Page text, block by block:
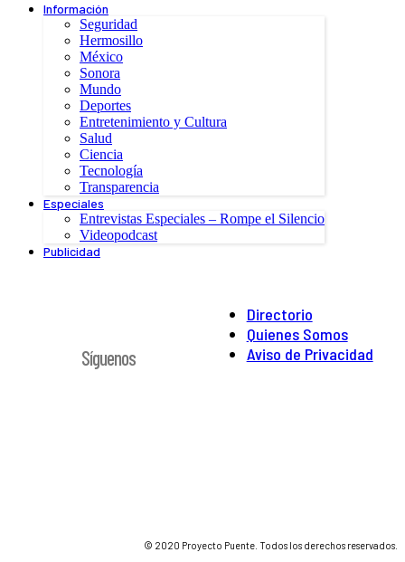
Información
Seguridad
Hermosillo
México
Sonora
Mundo
Deportes
Entretenimiento y Cultura
Salud
Ciencia
Tecnología
Transparencia
Especiales
Entrevistas Especiales – Rompe el Silencio
Videopodcast
Publicidad
Directorio
Quienes Somos
Aviso de Privacidad
Síguenos
© 2020 Proyecto Puente. Todos los derechos reservados.